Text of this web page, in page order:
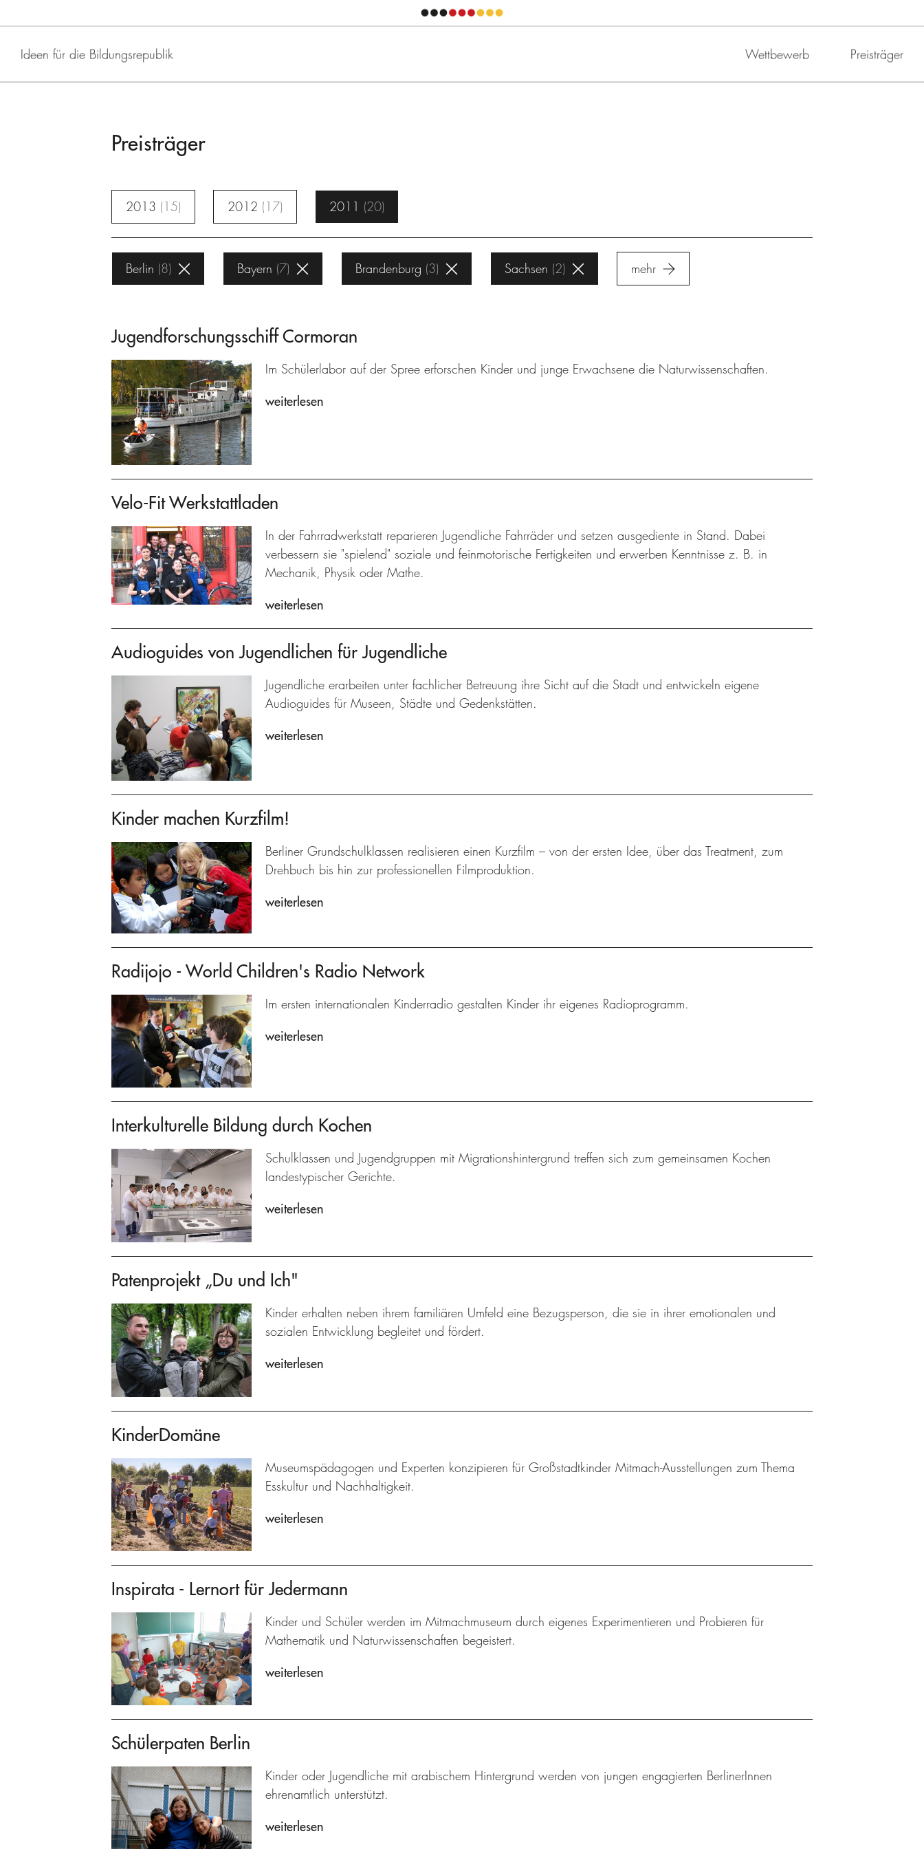
Ideen für die Bildungsrepublik Wettbewerb Preisträger
Preisträger
2013 15 2012 17 2011 20
Berlin 8 Bayern 7 Brandenburg 3 Sachsen 2 mehr
Jugendforschungsschiff Cormoran
Im Schülerlabor auf der Spree erforschen Kinder und junge Erwachsene die Naturwissenschaften.
weiterlesen
Velo-Fit Werkstattladen
In der Fahrradwerkstatt reparieren Jugendliche Fahrräder und setzen ausgediente in Stand. Dabei
verbessern sie "spielend" soziale und feinmotorische Fertigkeiten und erwerben Kenntnisse z. B. in
Mechanik, Physik oder Mathe.
weiterlesen
Audioguides von Jugendlichen für Jugendliche
Jugendliche erarbeiten unter fachlicher Betreuung ihre Sicht auf die Stadt und entwickeln eigene
Audioguides für Museen, Städte und Gedenkstätten.
weiterlesen
Kinder machen Kurzfilm!
Berliner Grundschulklassen realisieren einen Kurzfilm – von der ersten Idee, über das Treatment, zum
Drehbuch bis hin zur professionellen Filmproduktion.
weiterlesen
Radijojo - World Children's Radio Network
Im ersten internationalen Kinderradio gestalten Kinder ihr eigenes Radioprogramm.
weiterlesen
Interkulturelle Bildung durch Kochen
Schulklassen und Jugendgruppen mit Migrationshintergrund treffen sich zum gemeinsamen Kochen
landestypischer Gerichte.
weiterlesen
Patenprojekt „Du und Ich"
Kinder erhalten neben ihrem familiären Umfeld eine Bezugsperson, die sie in ihrer emotionalen und
sozialen Entwicklung begleitet und fördert.
weiterlesen
KinderDomäne
Museumspädagogen und Experten konzipieren für Großstadtkinder Mitmach-Ausstellungen zum Thema
Esskultur und Nachhaltigkeit.
weiterlesen
Inspirata - Lernort für Jedermann
Kinder und Schüler werden im Mitmachmuseum durch eigenes Experimentieren und Probieren für
Mathematik und Naturwissenschaften begeistert.
weiterlesen
Schülerpaten Berlin
Kinder oder Jugendliche mit arabischem Hintergrund werden von jungen engagierten BerlinerInnen
ehrenamtlich unterstützt.
weiterlesen